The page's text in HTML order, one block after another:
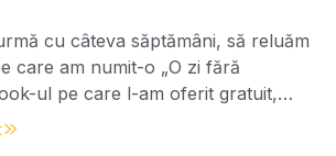
cu câteva săptămâni, să reluăm
care am numit-o „O zi fără
ul pe care l-am oferit gratuit,
practici simple pentru a gestiona o
cu aproximativ un an în urmă, am